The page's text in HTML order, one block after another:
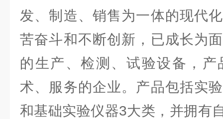
发、制造、销售为一体的现代
苦奋斗和不断创新，已成长为
的生产、检测、试验设备，
术、服务的企业。产品包括实
和基础实验仪器3大类，并拥有